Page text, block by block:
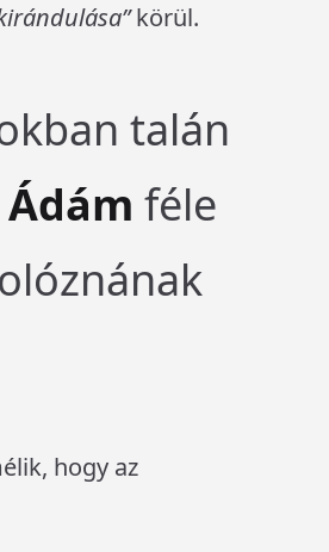
körül.
talán
féle
hogy az